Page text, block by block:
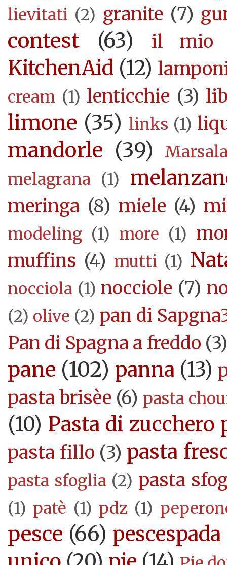
lievitati (2) granite (7)
contest (63) il mio
KitchenAid (12)
cream (1) lenticchie (3)
limone (35) links (1)
mandorle (39)
melagrana (1)
meringa (8) miele (4)
modeling (1) more (1)
muffins (4) mutti (1)
nocciola (1) nocciole (7)
(2) olive (2) pan di
Pan di Spagna a freddo (3)
pane (102) panna (13)
pasta brisèe (6) pasta
(10) Pasta di zucchero
pasta fillo (3) pasta
pasta sfoglia (2) pasta
(1) patè (1) pdz (1)
pesce (66) pescespada